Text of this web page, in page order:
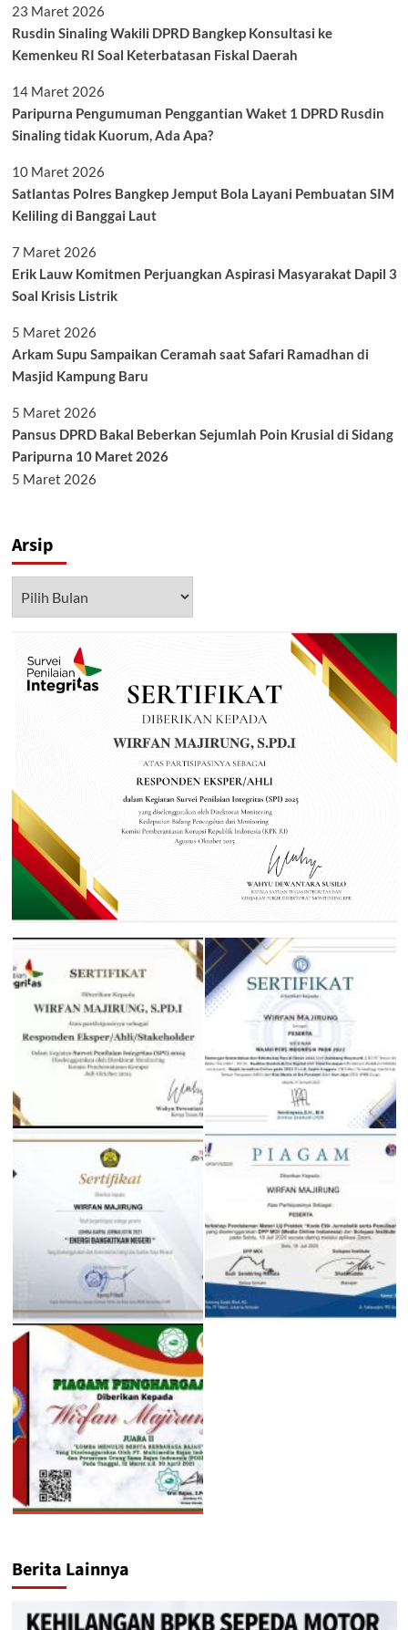
23 Maret 2026
Rusdin Sinaling Wakili DPRD Bangkep Konsultasi ke
Kemenkeu RI Soal Keterbatasan Fiskal Daerah
14 Maret 2026
Paripurna Pengumuman Penggantian Waket 1 DPRD Rusdin
Sinaling tidak Kuorum, Ada Apa?
10 Maret 2026
Satlantas Polres Bangkep Jemput Bola Layani Pembuatan SIM
Keliling di Banggai Laut
7 Maret 2026
Erik Lauw Komitmen Perjuangkan Aspirasi Masyarakat Dapil 3
Soal Krisis Listrik
5 Maret 2026
Arkam Supu Sampaikan Ceramah saat Safari Ramadhan di
Masjid Kampung Baru
5 Maret 2026
Pansus DPRD Bakal Beberkan Sejumlah Poin Krusial di Sidang
Paripurna 10 Maret 2026
5 Maret 2026
Arsip
Berita Lainnya